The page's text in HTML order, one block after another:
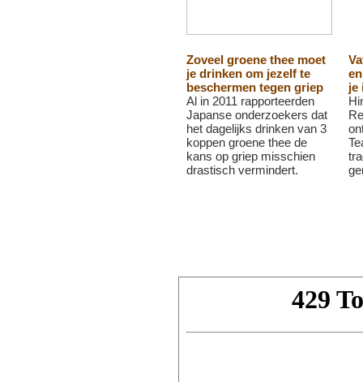
Zoveel groene thee moet
je drinken om jezelf te
beschermen tegen griep
Al in 2011 rapporteerden
Japanse onderzoekers dat
het dagelijks drinken van 3
koppen groene thee de
kans op griep misschien
drastisch vermindert.
je